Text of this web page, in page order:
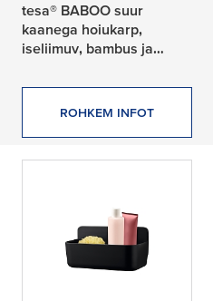
tesa® BABOO suur
kaanega hoiukarp,
iseliimuv, bambus ja
plast
ROHKEM INFOT